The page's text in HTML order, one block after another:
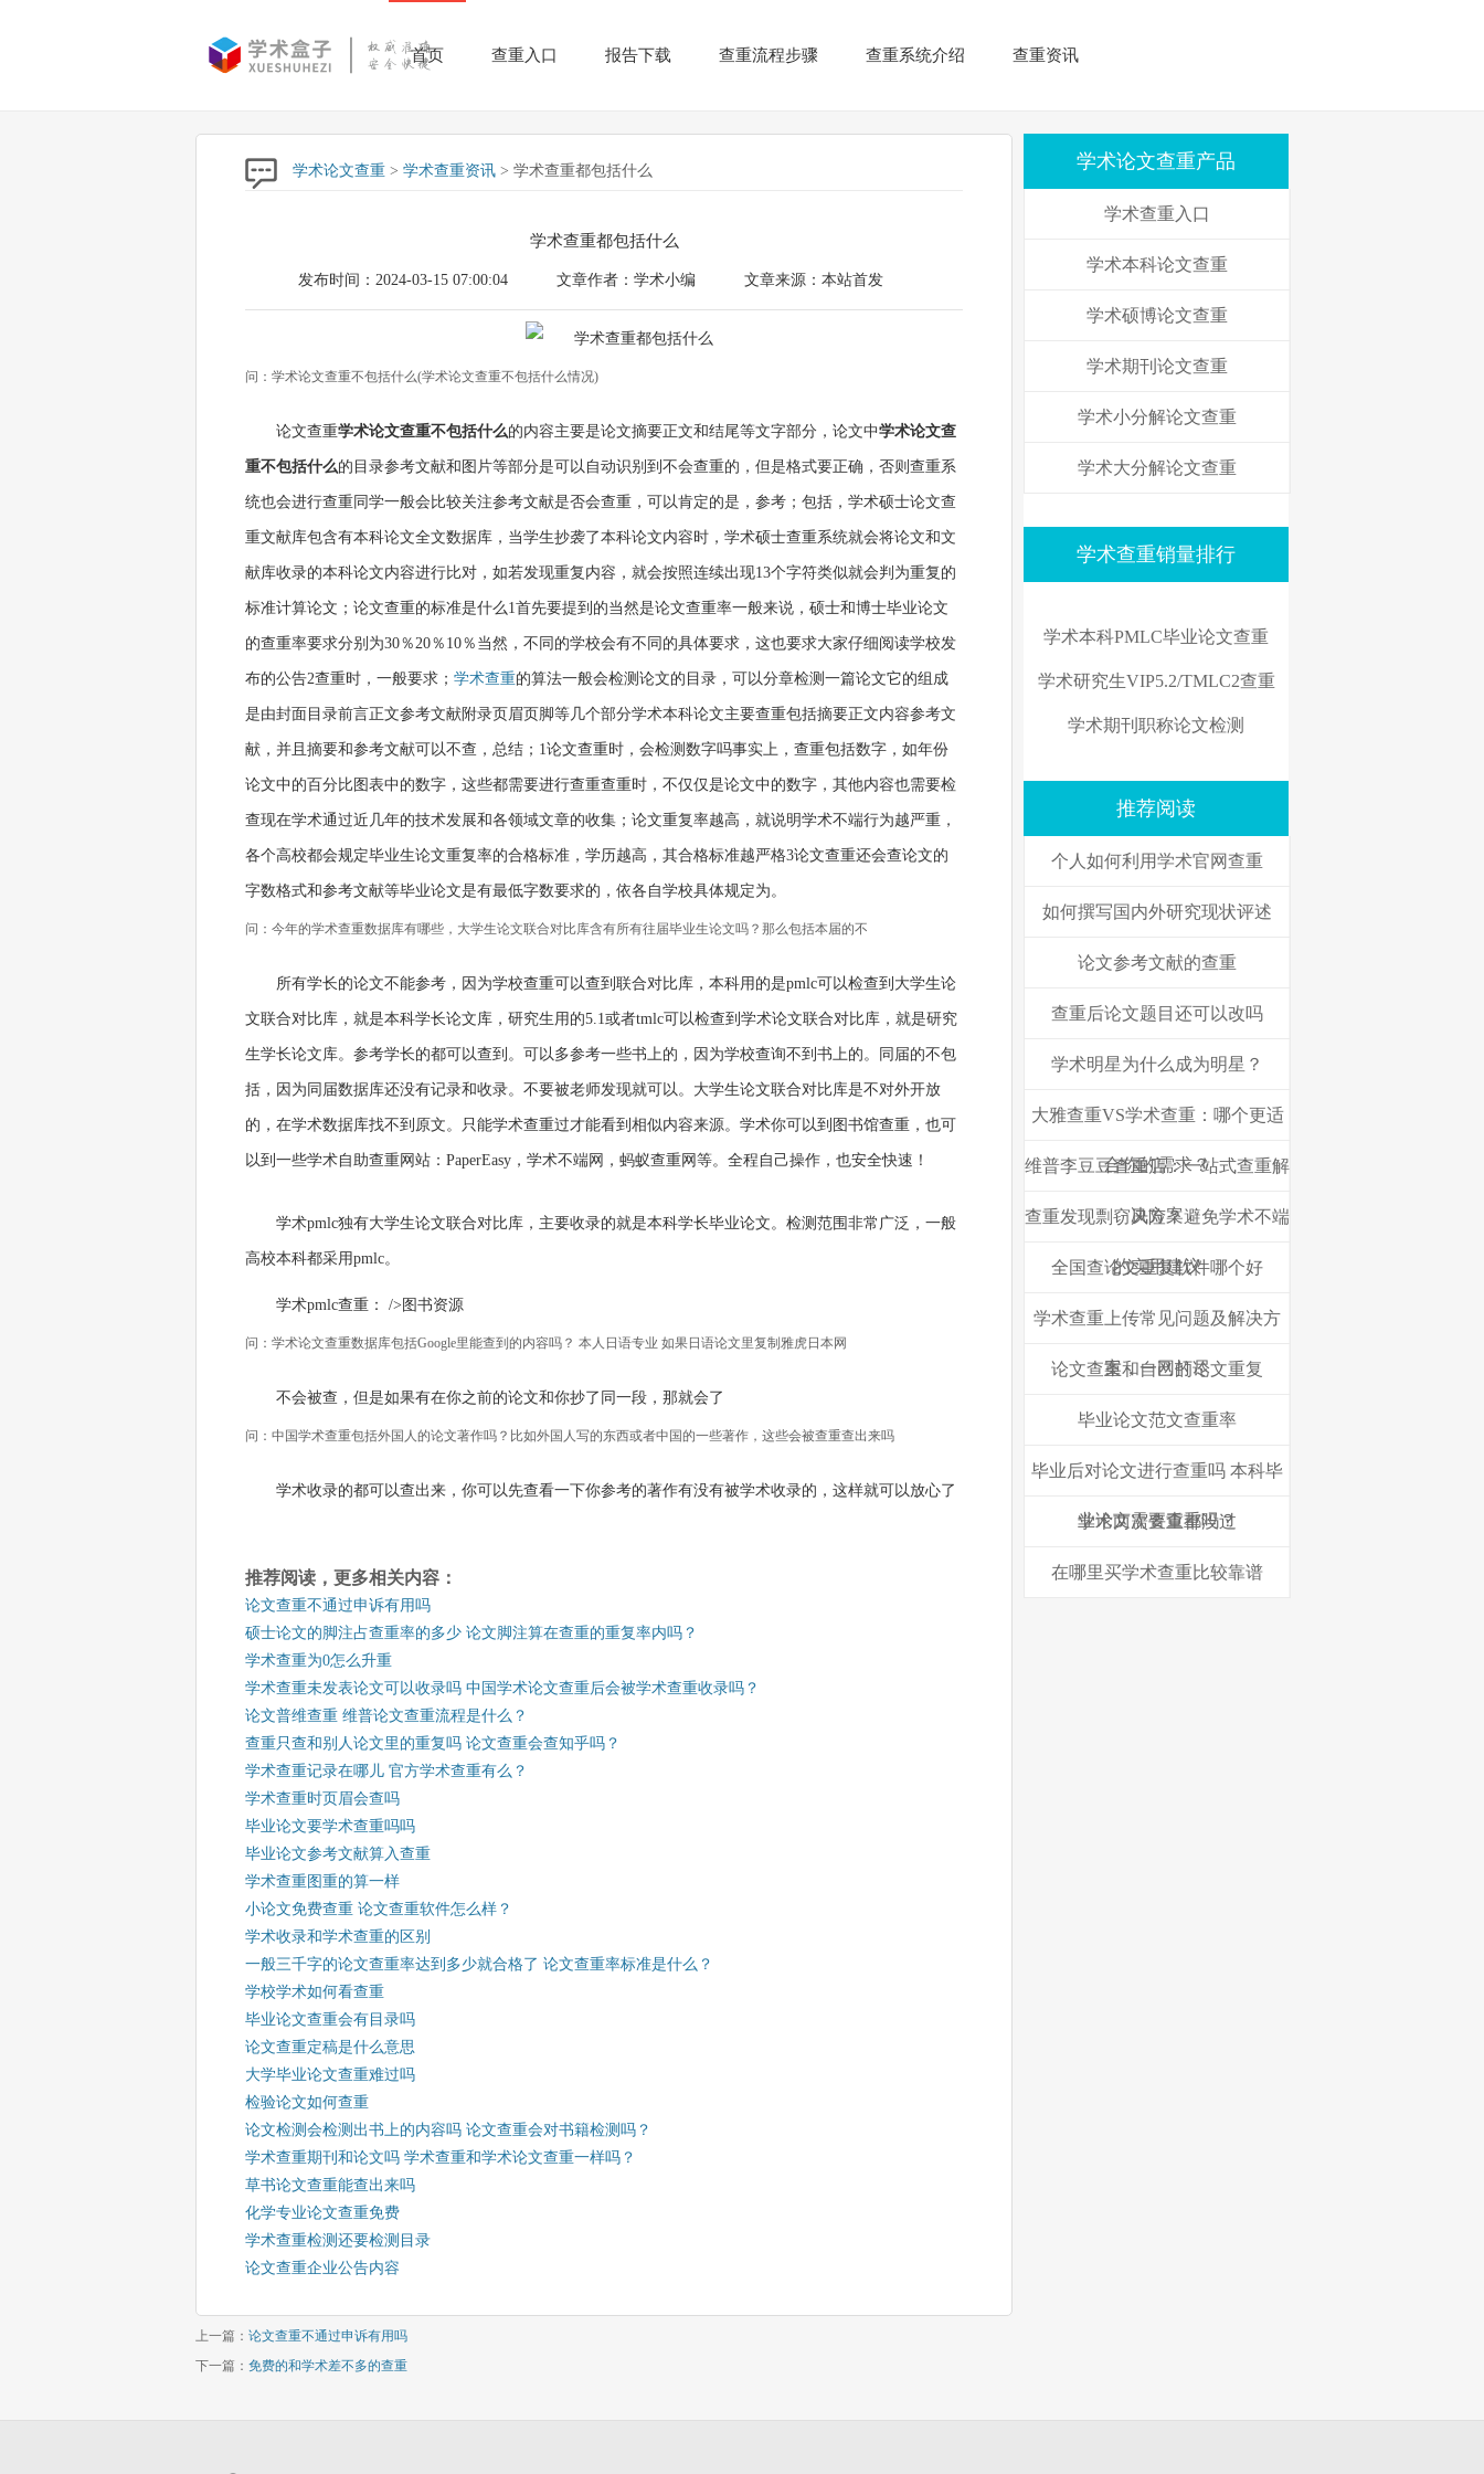
首页 查重入口 报告下载 查重流程步骤 查重系统介绍 查重资讯
学术论文查重 > 学术查重资讯 > 学术查重都包括什么
学术查重都包括什么
发布时间：2024-03-15 07:00:04 文章作者：学术小编 文章来源：本站首发
问：学术论文查重不包括什么(学术论文查重不包括什么情况)
论文查重学术论文查重不包括什么的内容主要是论文摘要正文和结尾等文字部分，论文中学术论文查
重不包括什么的目录参考文献和图片等部分是可以自动识别到不会查重的，但是格式要正确，否则查重系
统也会进行查重同学一般会比较关注参考文献是否会查重，可以肯定的是，参考；包括，学术硕士论文查
重文献库包含有本科论文全文数据库，当学生抄袭了本科论文内容时，学术硕士查重系统就会将论文和文
献库收录的本科论文内容进行比对，如若发现重复内容，就会按照连续出现13个字符类似就会判为重复的
标准计算论文；论文查重的标准是什么1首先要提到的当然是论文查重率一般来说，硕士和博士毕业论文
的查重率要求分别为30％20％10％当然，不同的学校会有不同的具体要求，这也要求大家仔细阅读学校发
布的公告2查重时，一般要求； 学术查重的算法一般会检测论文的目录，可以分章检测一篇论文它的组成
是由封面目录前言正文参考文献附录页眉页脚等几个部分学术本科论文主要查重包括摘要正文内容参考文
献，并且摘要和参考文献可以不查，总结；1论文查重时，会检测数字吗事实上，查重包括数字，如年份
论文中的百分比图表中的数字，这些都需要进行查重查重时，不仅仅是论文中的数字，其他内容也需要检
查现在学术通过近几年的技术发展和各领域文章的收集；论文重复率越高，就说明学术不端行为越严重，
各个高校都会规定毕业生论文重复率的合格标准，学历越高，其合格标准越严格3论文查重还会查论文的
字数格式和参考文献等毕业论文是有最低字数要求的，依各自学校具体规定为。
问：今年的学术查重数据库有哪些，大学生论文联合对比库含有所有往届毕业生论文吗？那么包括本届的不
所有学长的论文不能参考，因为学校查重可以查到联合对比库，本科用的是pmlc可以检查到大学生论
文联合对比库，就是本科学长论文库，研究生用的5.1或者tmlc可以检查到学术论文联合对比库，就是研究
生学长论文库。参考学长的都可以查到。可以多参考一些书上的，因为学校查询不到书上的。同届的不包
括，因为同届数据库还没有记录和收录。不要被老师发现就可以。大学生论文联合对比库是不对外开放
的，在学术数据库找不到原文。只能学术查重过才能看到相似内容来源。学术你可以到图书馆查重，也可
以到一些学术自助查重网站：PaperEasy，学术不端网，蚂蚁查重网等。全程自己操作，也安全快速！
学术pmlc独有大学生论文联合对比库，主要收录的就是本科学长毕业论文。检测范围非常广泛，一般
高校本科都采用pmlc。
学术pmlc查重： />图书资源
问：学术论文查重数据库包括Google里能查到的内容吗？ 本人日语专业 如果日语论文里复制雅虎日本网
不会被查，但是如果有在你之前的论文和你抄了同一段，那就会了
问：中国学术查重包括外国人的论文著作吗？比如外国人写的东西或者中国的一些著作，这些会被查重查出来吗
学术收录的都可以查出来，你可以先查看一下你参考的著作有没有被学术收录的，这样就可以放心了
推荐阅读，更多相关内容：
论文查重不通过申诉有用吗
硕士论文的脚注占查重率的多少 论文脚注算在查重的重复率内吗？
学术查重为0怎么升重
学术查重未发表论文可以收录吗 中国学术论文查重后会被学术查重收录吗？
论文普维查重 维普论文查重流程是什么？
查重只查和别人论文里的重复吗 论文查重会查知乎吗？
学术查重记录在哪儿 官方学术查重有么？
学术查重时页眉会查吗
毕业论文要学术查重吗吗
毕业论文参考文献算入查重
学术查重图重的算一样
小论文免费查重 论文查重软件怎么样？
学术收录和学术查重的区别
一般三千字的论文查重率达到多少就合格了 论文查重率标准是什么？
学校学术如何看查重
毕业论文查重会有目录吗
论文查重定稿是什么意思
大学毕业论文查重难过吗
检验论文如何查重
论文检测会检测出书上的内容吗 论文查重会对书籍检测吗？
学术查重期刊和论文吗 学术查重和学术论文查重一样吗？
草书论文查重能查出来吗
化学专业论文查重免费
学术查重检测还要检测目录
论文查重企业公告内容
上一篇： 论文查重不通过申诉有用吗
下一篇： 免费的和学术差不多的查重
学术论文查重产品
学术查重入口
学术本科论文查重
学术硕博论文查重
学术期刊论文查重
学术小分解论文查重
学术大分解论文查重
学术查重销量排行
学术本科PMLC毕业论文查重
学术研究生VIP5.2/TMLC2查重
学术期刊职称论文检测
推荐阅读
个人如何利用学术官网查重
如何撰写国内外研究现状评述
论文参考文献的查重
查重后论文题目还可以改吗
学术明星为什么成为明星？
大雅查重VS学术查重：哪个更适
合你的需求？
维普李豆豆查重店：一站式查重解
决方案
查重发现剽窃风险？避免学术不端
的实用建议
全国查论文重复软件哪个好
学术查重上传常见问题及解决方
案，一网打尽
论文查重和自己的论文重复
毕业论文范文查重率
毕业后对论文进行查重吗 本科毕
业论文需要查重吗？
学术两次查重都没过
在哪里买学术查重比较靠谱